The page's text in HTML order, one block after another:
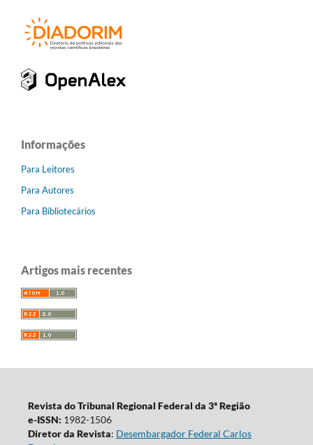
Informações
Para Leitores
Para Autores
Para Bibliotecários
Artigos mais recentes
Revista do Tribunal Regional Federal da 3ª Região
e-ISSN: 1982-1506
Diretor da Revista: Desembargador Federal Carlos